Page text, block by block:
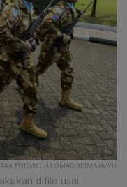
FOTO/MUHAMMAD ADIMAJA/YU
difile usai